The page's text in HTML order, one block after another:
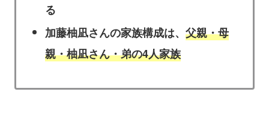
る
加藤柚凪さんの家族構成は、 父親・母
親・柚凪さん・弟の4人家族